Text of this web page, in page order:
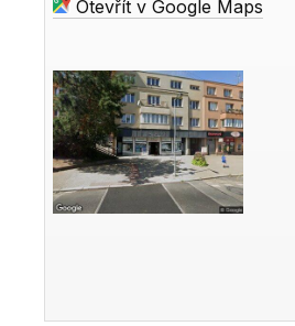
Otevřít v Google Maps